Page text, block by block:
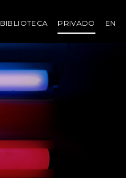
BIBLIOTECA PRIVADO EN